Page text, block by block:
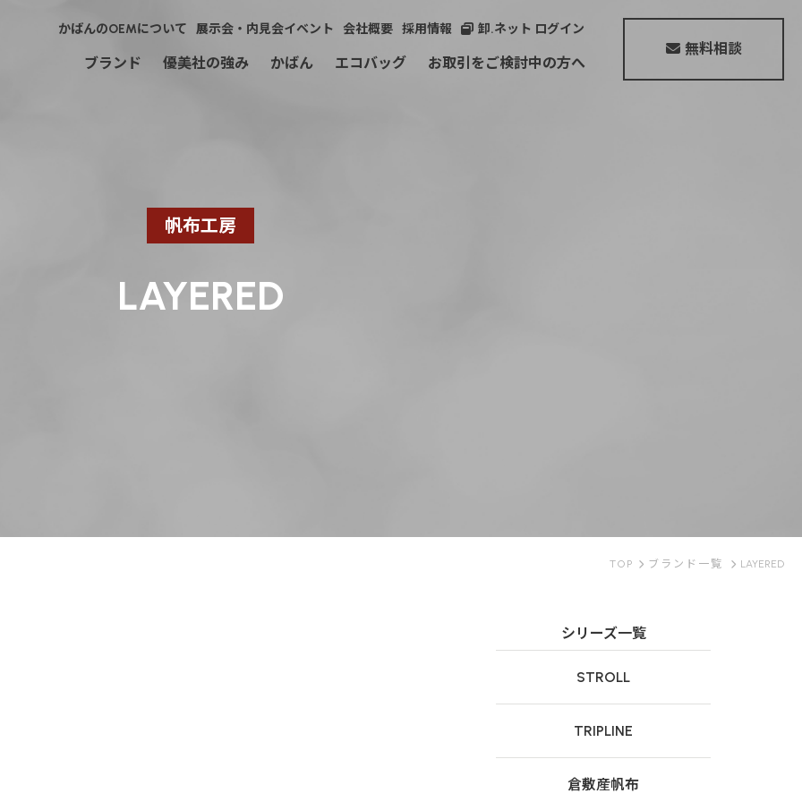
かばんのOEMについて 展示会・内見会イベント 会社概要 採用情報 卸.ネット ログイン
ブランド
ピーターラビット
CUBIC CORE
優美社の強み かばん エコバッグ お取引をご検討中の方へ
無料相談
帆布工房
LAYERED
TOP ブランド一覧 LAYERED
シリーズ一覧
STROLL
TRIPLINE
倉敷産帆布